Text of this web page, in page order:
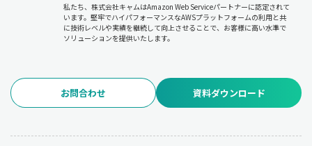
私たち、株式会社キャムはAmazon Web Serviceパートナーに認定されて
います。堅牢でハイパフォーマンスなAWSプラットフォームの利用と共
に技術レベルや実績を継続して向上させることで、お客様に高い水準で
ソリューションを提供いたします。
お問合わせ 資料ダウンロード